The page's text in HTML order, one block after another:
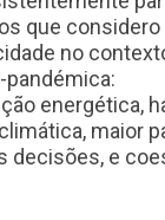
que
no
energética,
maior
decisões, e